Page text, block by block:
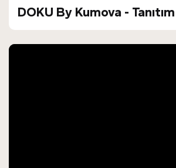
DOKU By Kumova - Tanıtım